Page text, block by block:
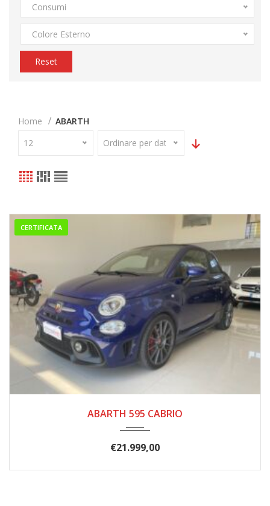
Consumi
Colore Esterno
Reset
Home
ABARTH
12
Ordinare per data
CERTIFICATA
ABARTH 595 CABRIO
€21.999,00